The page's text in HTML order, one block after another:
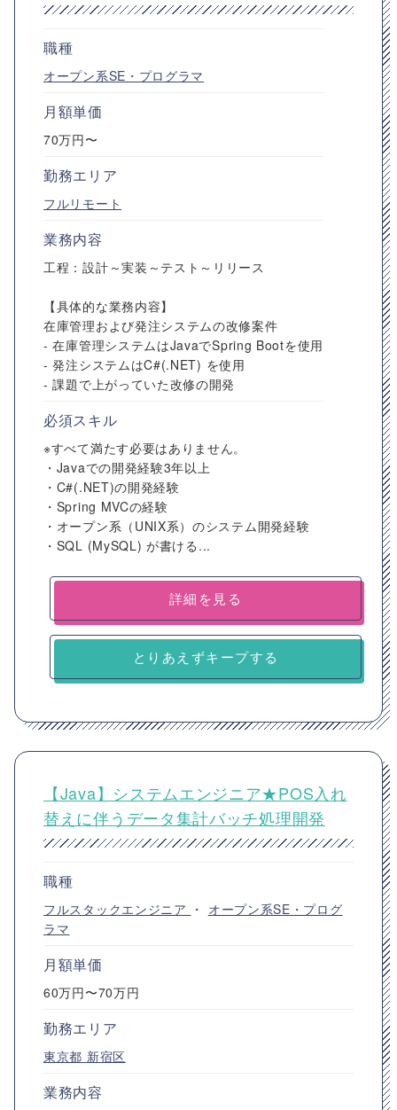
職種
オープン系SE・プログラマ
月額単価
70万円〜
勤務エリア
フルリモート
業務内容
工程：設計～実装～テスト～リリース
【具体的な業務内容】
在庫管理および発注システムの改修案件
- 在庫管理システムはJavaでSpring Bootを使用
- 発注システムはC#(.NET) を使用
- 課題で上がっていた改修の開発
必須スキル
※すべて満たす必要はありません。
・Javaでの開発経験3年以上
・C#(.NET)の開発経験
・Spring MVCの経験
・オープン系（UNIX系）のシステム開発経験
・SQL (MySQL) が書ける...
詳細を見る
とりあえずキープする
【Java】システムエンジニア★POS入れ
替えに伴うデータ集計バッチ処理開発
職種
フルスタックエンジニア ・ オープン系SE・プログ
ラマ
月額単価
60万円〜70万円
勤務エリア
東京都 新宿区
業務内容